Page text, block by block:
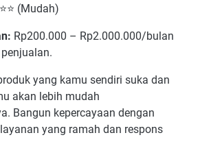
⭐⭐ (Mudah)
Rp200.000 – Rp2.000.000/bulan
yang kamu sendiri suka dan
akan lebih mudah
Bangun kepercayaan dengan
yang ramah dan respons